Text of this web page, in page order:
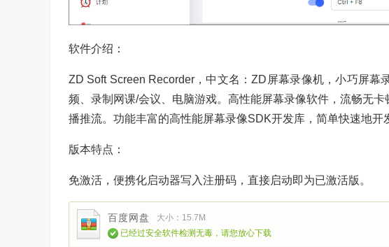
软件介绍：
ZD Soft Screen Recorder，中文名：ZD屏幕录像机，小巧屏
频、录制网课/会议、电脑游戏。高性能屏幕录像软件，流畅无
播推流。功能丰富的高性能屏幕录像SDK开发库，简单快速地开
版本特点：
免激活，便携化启动器写入注册码，直接启动即为已激活版。
百度网盘
大小：15.7M
已经过安全软件检测无毒，请您放心下载